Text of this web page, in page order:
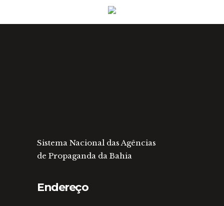
Sistema Nacional das Agências
de Propaganda da Bahia
Endereço